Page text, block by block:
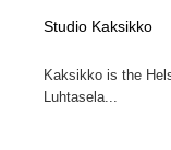
Studio Kaksikko
Kaksikko is the
Luhtasela...